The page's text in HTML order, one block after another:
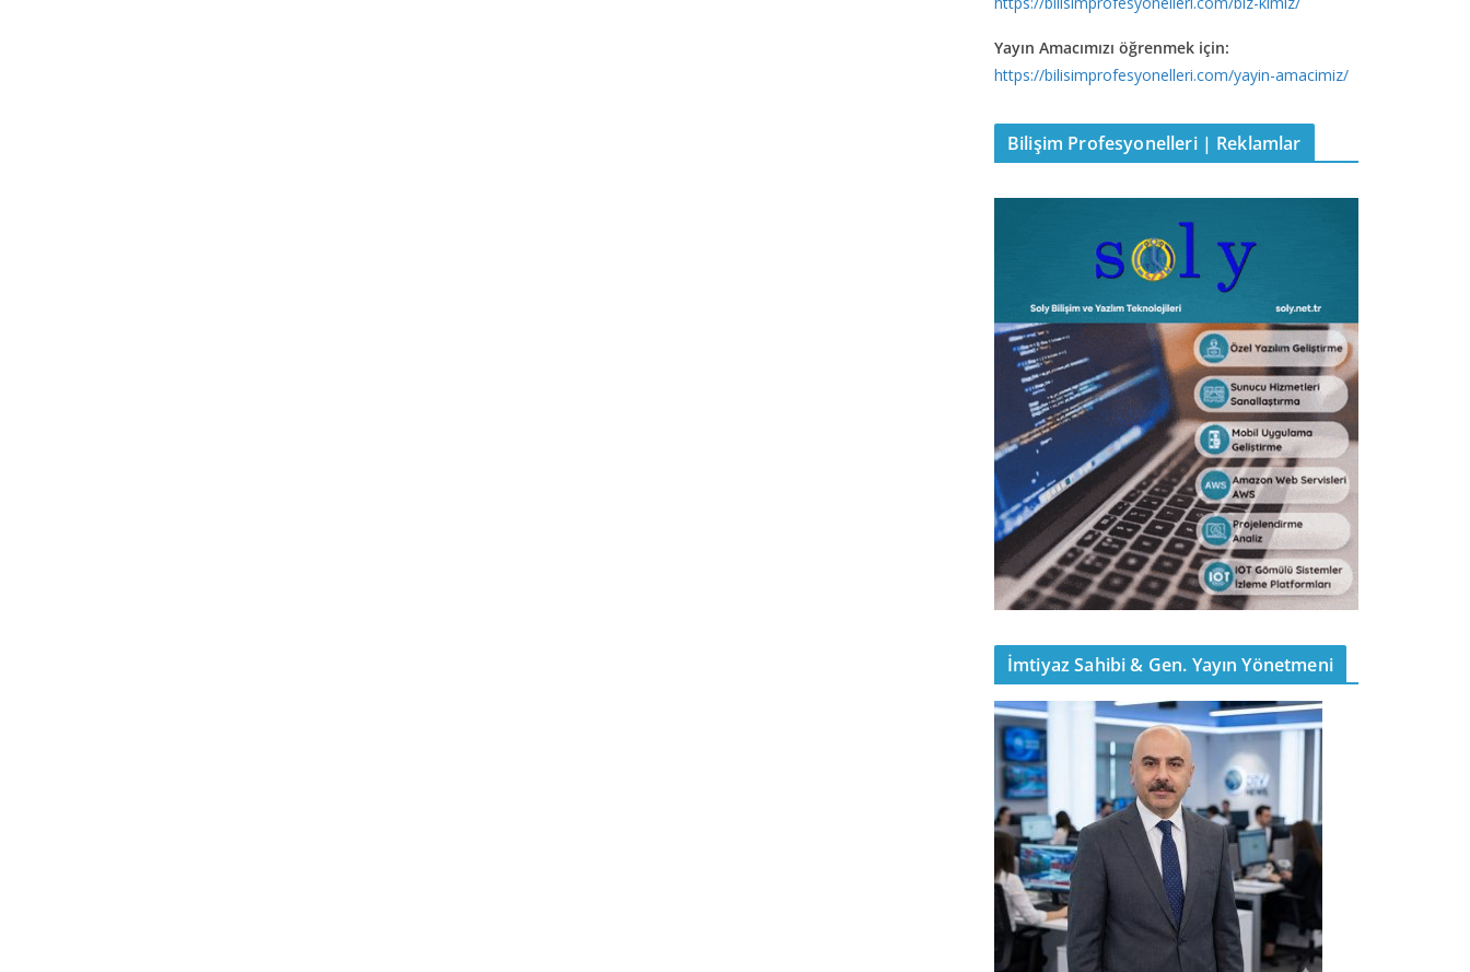
Yayın Amacımızı öğrenmek için:
https://bilisimprofesyonelleri.com/yayin-amacimiz/
Bilişim Profesyonelleri | Reklamlar
İmtiyaz Sahibi & Gen. Yayın Yönetmeni